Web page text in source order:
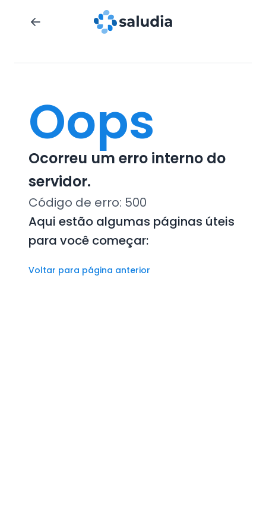
Oops
Ocorreu um erro interno do
servidor.
Código de erro: 500
Aqui estão algumas páginas úteis
para você começar:
Voltar para página anterior